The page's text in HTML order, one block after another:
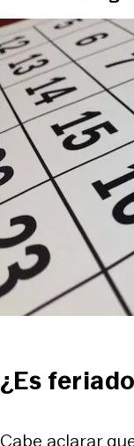
¿Es
Cabe aclarar